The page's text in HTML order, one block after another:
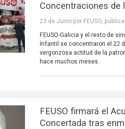
Concentraciones de
23 de Junio por FEUSO,
FEUSO-Galicia y el resto de
Infantil se concentraron el 22
vergonzosa actitud de la
hace muchos meses.
FEUSO firmará el
Concertada tras